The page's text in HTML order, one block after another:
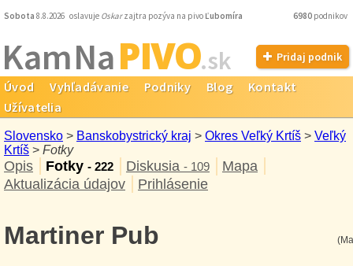
Sobota 8.8.2026 oslavuje Oskarzajtra pozýva na pivo Ľubomíra 6980 podnikov
Kam NaPIVO.sk Pridaj podnik
Úvod Vyhľadávanie Podniky Blog
Kontakt
Užívatelia
Slovensko > Banskobystrický kraj > Okres Veľký Krtíš > Veľký
Krtíš > Fotky
Opis Fotky - 222 Diskusia - 109
Mapa
Aktualizácia údajov
Prihlásenie
Martiner Pub